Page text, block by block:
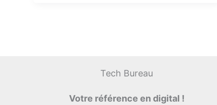
Tech Bureau
Votre référence en digital !